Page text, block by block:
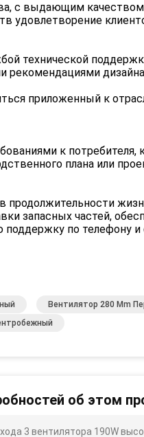
с выдающим
удовлетворение
технической
рекомендациями
приложенный к
к
плана или
продолжительности
запасных частей,
по телефону и
Вентилятор 280 Mm
об этом
3 вентилятора 190W